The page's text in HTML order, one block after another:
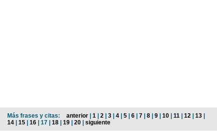
Más frases y citas: anterior | 1 | 2 | 3 | 4 | 5 | 6 | 7 | 8 | 9 | 10 | 11 | 12 | 13 |
14 | 15 | 16 | 17 | 18 | 19 | 20 | siguiente